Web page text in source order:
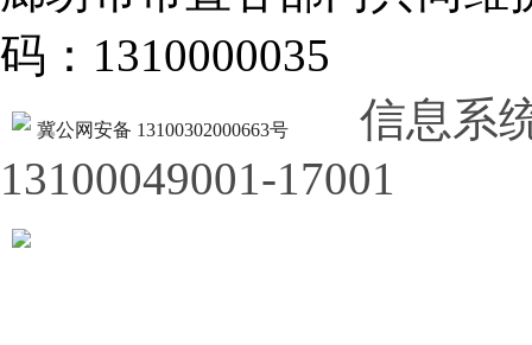
码：1310000035
冀公网安备 13100302000663号
信息系
13100049001-17001